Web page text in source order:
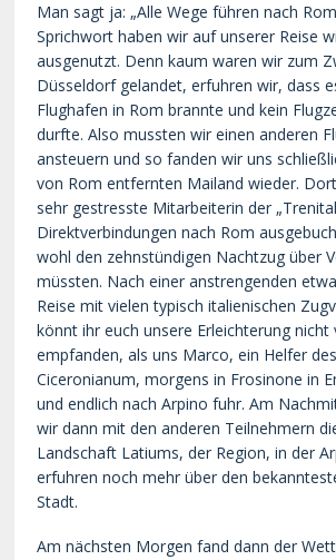
Man sagt ja: „Alle Wege führen nach
Sprichwort haben wir auf unserer Reise
ausgenutzt. Denn kaum waren wir zum
Düsseldorf gelandet, erfuhren wir, dass
Flughafen in Rom brannte und kein
durfte. Also mussten wir einen anderen
ansteuern und so fanden wir uns
von Rom entfernten Mailand wieder.
sehr gestresste Mitarbeiterin der
Direktverbindungen nach Rom
wohl den zehnstündigen Nachtzug über
müssten. Nach einer anstrengenden
Reise mit vielen typisch italienischen
könnt ihr euch unsere Erleichterung
empfanden, als uns Marco, ein Helfer
Ciceronianum, morgens in Frosinone in
und endlich nach Arpino fuhr. Am
wir dann mit den anderen Teilnehmern
Landschaft Latiums, der Region, in der
erfuhren noch mehr über den
Stadt.
Am nächsten Morgen fand dann der